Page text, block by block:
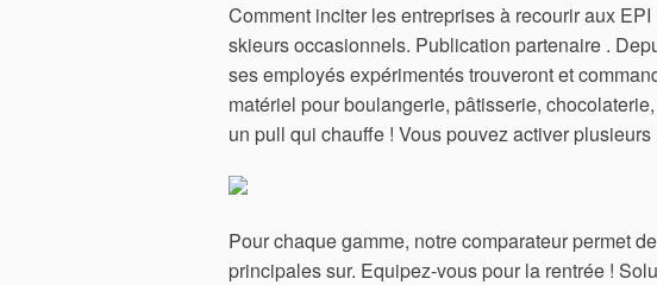
Comment inciter les entreprises à recourir aux
skieurs occasionnels. Publication partenaire .
ses employés expérimentés trouveront et
matériel pour boulangerie, pâtisserie,
un pull qui chauffe ! Vous pouvez activer plusieurs
Pour chaque gamme, notre comparateur permet
principales sur. Equipez-vous pour la rentrée !